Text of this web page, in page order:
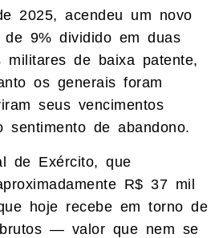
2025, acendeu um novo
de 9% dividido em duas
de baixa patente,
os generais foram
seus vencimentos
de abandono.
de Exército, que
R$ 37 mil
hoje recebe em torno de
— valor que nem se